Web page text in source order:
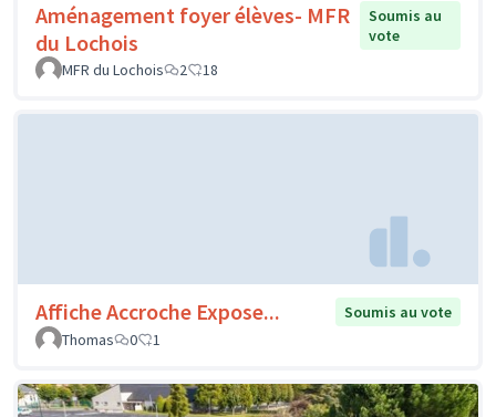
Aménagement foyer élèves- MFR
du Lochois
Soumis au
vote
MFR du Lochois
2 18
Affiche Accroche Expose...
Soumis au vote
Thomas
0 1